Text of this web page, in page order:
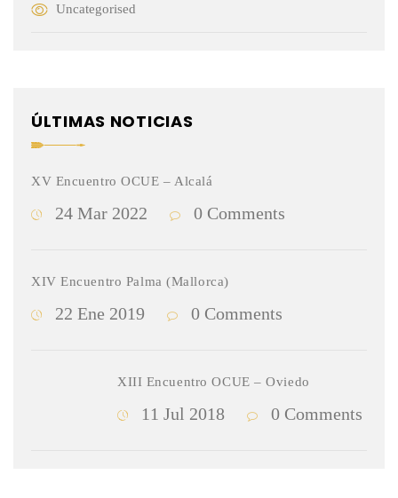
Uncategorised
ÚLTIMAS NOTICIAS
XV Encuentro OCUE – Alcalá
24 Mar 2022 0 Comments
XIV Encuentro Palma (Mallorca)
22 Ene 2019 0 Comments
XIII Encuentro OCUE – Oviedo
11 Jul 2018 0 Comments